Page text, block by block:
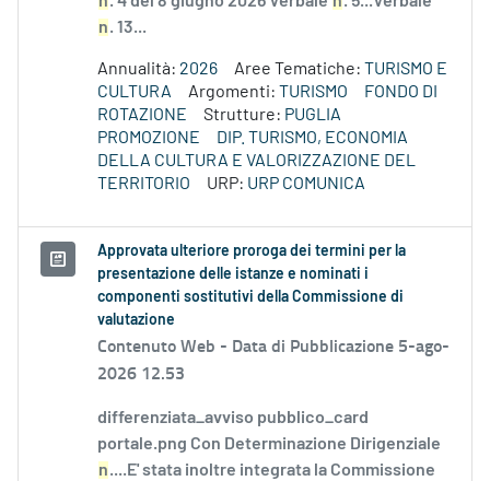
n. 13...
Annualità: 2026 Aree Tematiche: TURISMO E
CULTURA
Argomenti: TURISMO
FONDO DI
ROTAZIONE
Strutture: PUGLIA
PROMOZIONE
DIP. TURISMO, ECONOMIA
DELLA CULTURA E VALORIZZAZIONE DEL
TERRITORIO
URP: URP COMUNICA
Approvata ulteriore proroga dei termini per la
presentazione delle istanze e nominati i
componenti sostitutivi della Commissione di
valutazione
Contenuto Web - Data di Pubblicazione 5-ago-
2026 12.53
differenziata_avviso pubblico_card
portale.png Con Determinazione Dirigenziale
n....E' stata inoltre integrata la Commissione